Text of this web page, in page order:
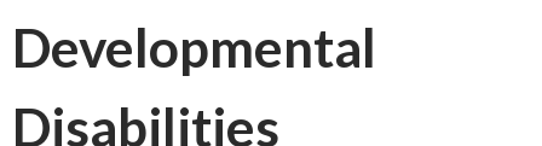
Developmental
Disabilities